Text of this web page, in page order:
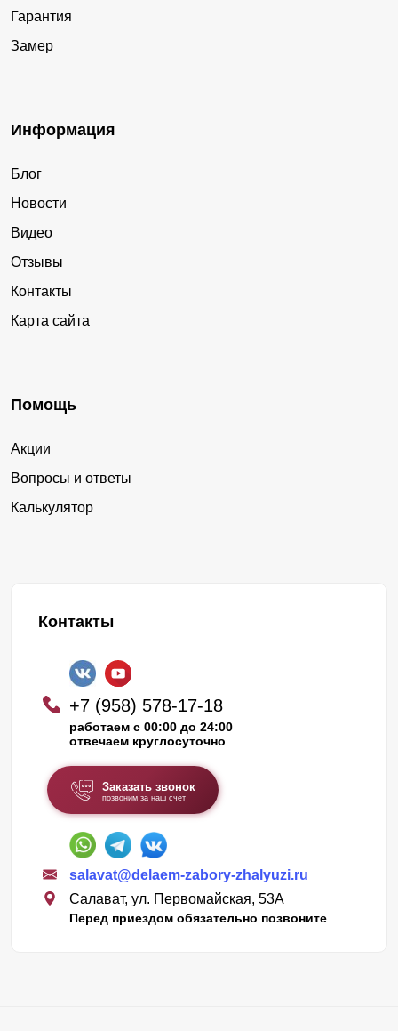
Гарантия
Замер
Информация
Блог
Новости
Видео
Отзывы
Контакты
Карта сайта
Помощь
Акции
Вопросы и ответы
Калькулятор
Контакты
+7 (958) 578-17-18
работаем с 00:00 до 24:00
отвечаем круглосуточно
Заказать звонок
позвоним за наш счет
salavat@delaem-zabory-zhalyuzi.ru
Салават, ул. Первомайская, 53А
Перед приездом обязательно позвоните